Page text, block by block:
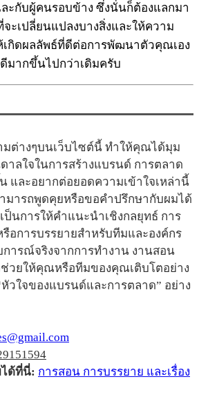
ะกับผู้คนรอบข้าง ซึ่งนั่นก็ต้องแลกมา
ะเปลี่ยนแปลงบางสิ่งและให้ความ
เกิดผลลัพธ์ที่ดีต่อการพัฒนาตัวคุณเอง
มากขึ้นไปกว่าเดิมครับ
ต่างๆบนเว็บไซต์นี้ ทำให้คุณได้มุม
าลใจในการสร้างแบรนด์ การตลาด
และอยากต่อยอดความเข้าใจเหล่านี้
มารถพูดคุยหรือขอคำปรึกษากับผมได้
ป็นการให้คำแนะนำเชิงกลยุทธ์ การ
รือการบรรยายสำหรับทีมและองค์กร
ารณ์จริงจากการทำงาน งานสอน
ช่วยให้คุณหรือทีมของคุณเติบโตอย่าง
วใจของแบรนด์และการตลาด” อย่าง
ด้ที่นี่: การสอน การบรรยาย และเรื่อง